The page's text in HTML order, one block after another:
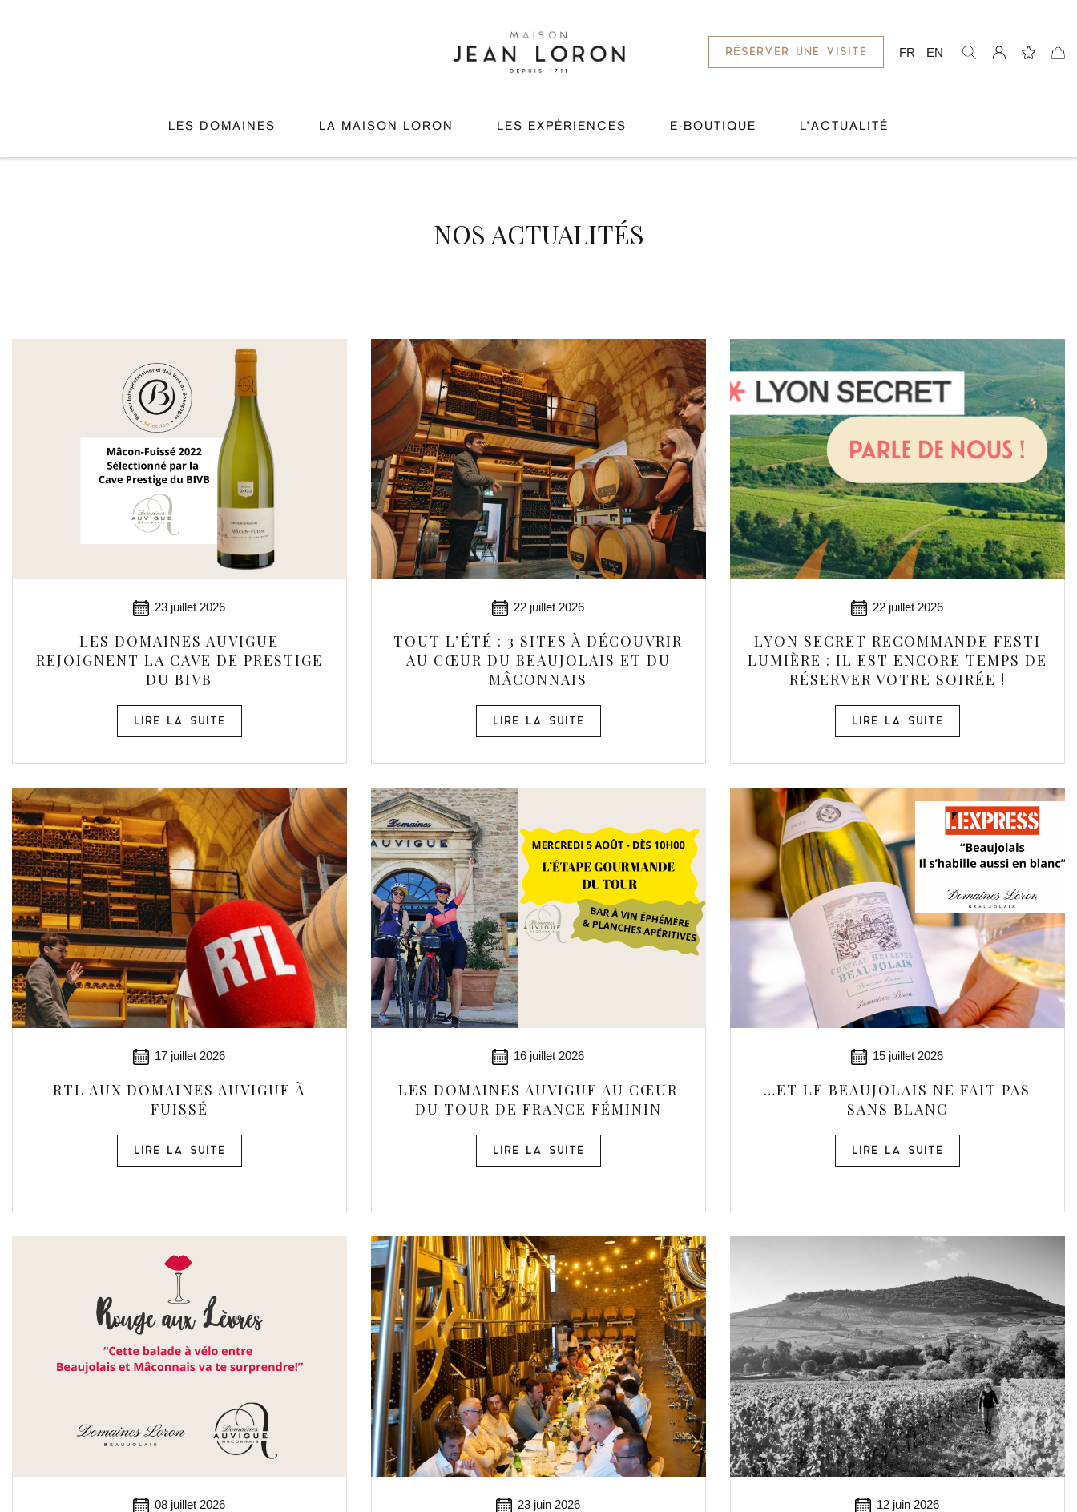
LES DOMAINES LA MAISON LORON LES EXPÉRIENCES E-BOUTIQUE L’ACTUALITÉ
RÉSERVER UNE VISITE FR EN
NOS ACTUALITÉS
23 juillet 2026
LES DOMAINES AUVIGUE
REJOIGNENT LA CAVE DE PRESTIGE
DU BIVB
LIRE LA SUITE
22 juillet 2026
TOUT L’ÉTÉ : 3 SITES À DÉCOUVRIR
AU CŒUR DU BEAUJOLAIS ET DU
MÂCONNAIS
LIRE LA SUITE
22 juillet 2026
LYON SECRET RECOMMANDE FESTI
LUMIÈRE : IL EST ENCORE TEMPS DE
RÉSERVER VOTRE SOIRÉE !
LIRE LA SUITE
17 juillet 2026
RTL AUX DOMAINES AUVIGUE À
FUISSÉ
LIRE LA SUITE
16 juillet 2026
LES DOMAINES AUVIGUE AU CŒUR
DU TOUR DE FRANCE FÉMININ
LIRE LA SUITE
15 juillet 2026
…ET LE BEAUJOLAIS NE FAIT PAS
SANS BLANC
LIRE LA SUITE
08 juillet 2026 23 juin 2026 12 juin 2026